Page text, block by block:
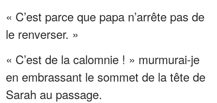
« C’est parce que papa n’arrête pas de
le renverser. »
« C’est de la calomnie ! » murmurai-je
en embrassant le sommet de la tête de
Sarah au passage.